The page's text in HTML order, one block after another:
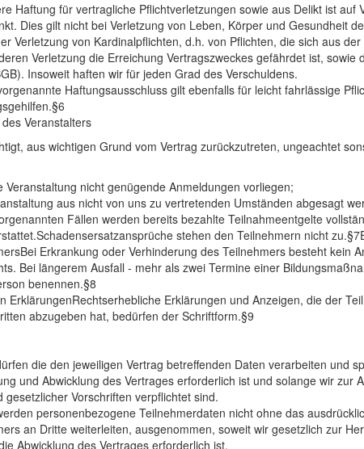
Haftung für vertragliche Pflichtverletzungen sowie aus Delikt ist auf
Dies gilt nicht bei Verletzung von Leben, Körper und Gesundheit
Verletzung von Kardinalpflichten, d.h. von Pflichten, die sich aus
Verletzung die Erreichung Vertragszweckes gefährdet ist, sowie
Insoweit haften wir für jeden Grad des Verschuldens.
Haftungsausschluss gilt ebenfalls für leicht fahrlässige
Veranstalters
aus wichtigen Grund vom Vertrag zurückzutreten, ungeachtet
Veranstaltung nicht genügende Anmeldungen vorliegen;
aus nicht von uns zu vertretenden Umständen abgesagt
Fällen werden bereits bezahlte Teilnahmeentgelte
stehen den Teilnehmern nicht
Erkrankung oder Verhinderung des Teilnehmers besteht kein
Bei längerem Ausfall - mehr als zwei Termine einer
benennen.§8
ErklärungenRechtserhebliche Erklärungen und Anzeigen, die der
abzugeben hat, bedürfen der Schriftform.§9
die den jeweiligen Vertrag betreffenden Daten verarbeiten und
und Abwicklung des Vertrages erforderlich ist und solange wir zur
gesetzlicher Vorschriften verpflichtet sind.
personenbezogene Teilnehmerdaten nicht ohne das
an Dritte weiterleiten, ausgenommen, soweit wir gesetzlich zur
Abwicklung des Vertrages erforderlich ist.